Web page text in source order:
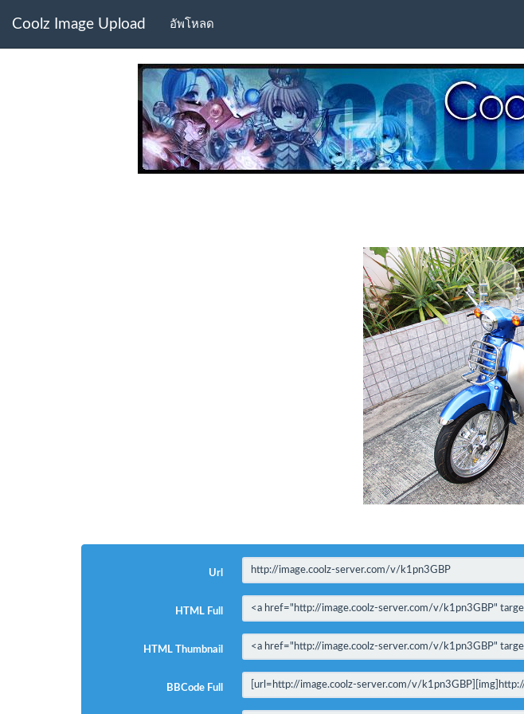
Coolz Image Upload อัพโหลด
Url
HTML Full
HTML Thumbnail
BBCode Full